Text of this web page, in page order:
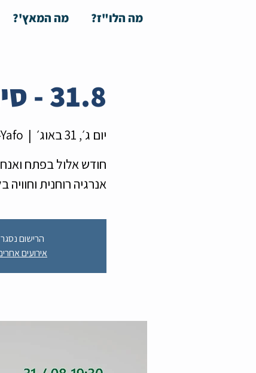
מה הלו"ז? מה המאץ'?
31.8 - סיור סליחות בירושלים
יום ג׳, 31 באוג׳
  |
חודש אלול בפתח
אנרגיה רוחנית
הרישום נסגר
אירועים